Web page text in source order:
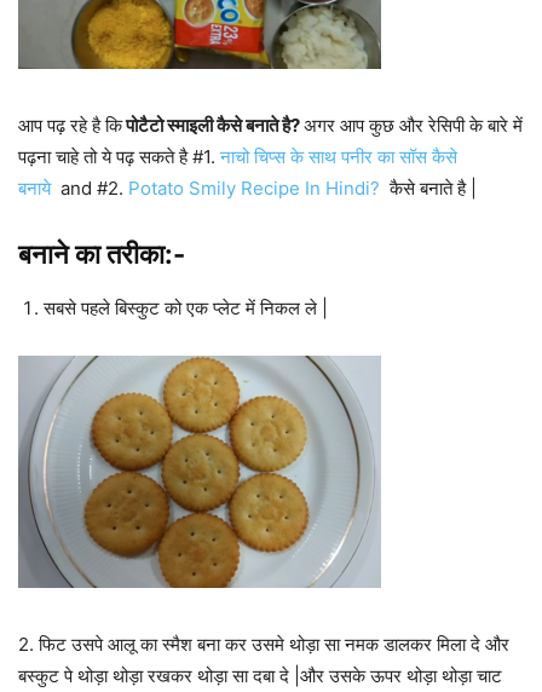
आप पढ़ रहे है किपोटैटो स्माइली कैसे बनाते है?अगर आप कुछ और रेसिपी के बारे में
पढ़ना चाहे तो ये पढ़ सकते है #1.नाचो चिप्स के साथ पनीर का सॉस कैसे
बनायेand #2. Potato Smily Recipe In Hindi? कैसे बनाते है |
बनाने का तरीका:-
सबसे पहले बिस्कुट को एक प्लेट में निकल ले |
2. फिट उसपे आलू का स्मैश बना कर उसमे थोड़ा सा नमक डालकर मिला दे और
बस्कुट पे थोड़ा थोड़ा रखकर थोड़ा सा दबा दे |और उसके ऊपर थोड़ा थोड़ा चाट